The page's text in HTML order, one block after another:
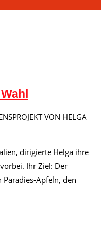
VON HELGA
dirigierte Helga ihre
Ihr Ziel: Der
Äpfeln, den